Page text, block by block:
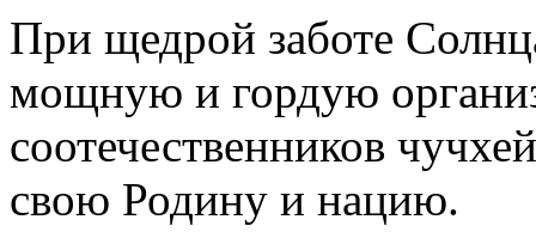
При щедрой заботе
мощную и гордую
соотечественников
свою Родину и нацию.